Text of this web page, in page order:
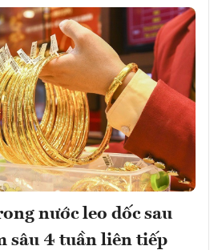
nước leo dốc sau
sâu 4 tuần liên tiếp